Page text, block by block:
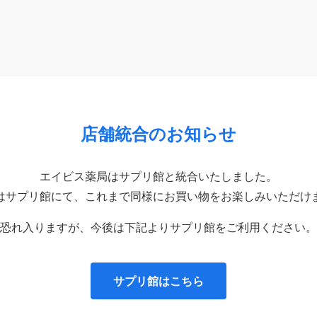
店舗統合のお知らせ
エイビス薬局はサプリ館と統合いたしました。
サプリ館にて、これまで同様にお買い物をお楽しみいただけ
恐れ入りますが、今後は下記よりサプリ館をご利用ください。
サプリ館はこちら